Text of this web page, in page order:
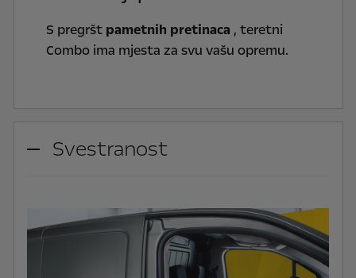
S pregršt pametnih pretinaca , teretni
Combo ima mjesta za svu vašu opremu.
Svestranost